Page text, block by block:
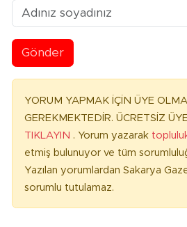
Gönder
YORUM YAPMAK İÇİN ÜYE
GEREKMEKTEDİR. ÜCRETSİZ
TIKLAYIN . Yorum yazarak topluluk
etmiş bulunuyor ve tüm
Yazılan yorumlardan Sakarya
sorumlu tutulamaz.